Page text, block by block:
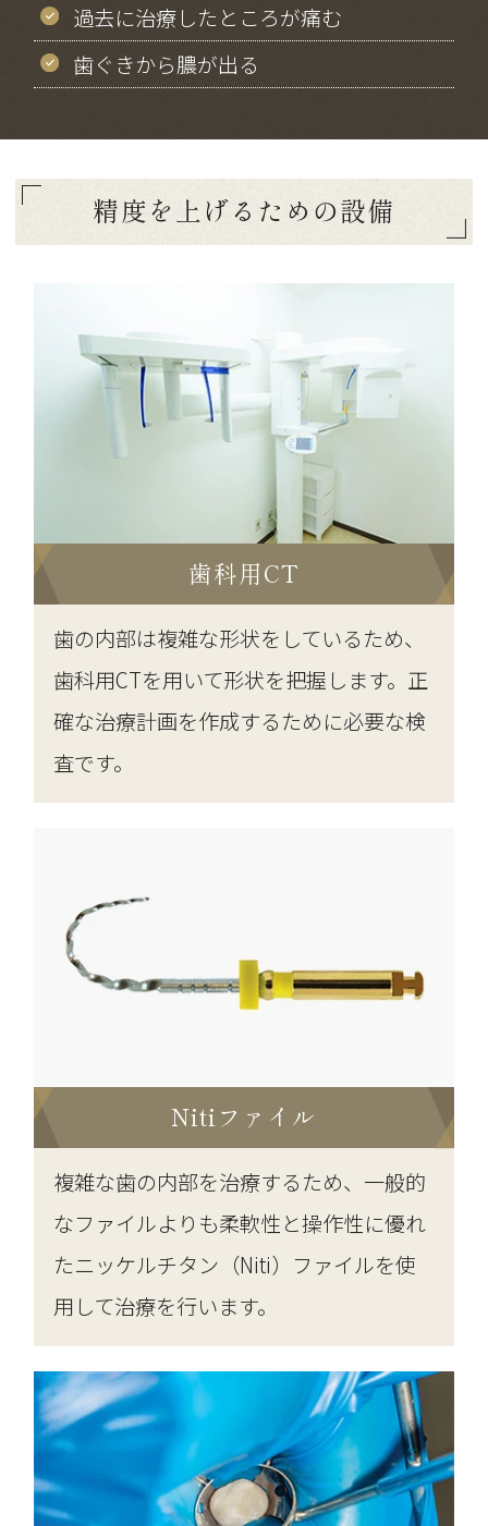
過去に治療したところが痛む
歯ぐきから膿が出る
精度を上げるための設備
歯科用CT
歯の内部は複雑な形状をしているため、
歯科用CTを用いて形状を把握します。正
確な治療計画を作成するために必要な検
査です。
Nitiファイル
複雑な歯の内部を治療するため、一般的
なファイルよりも柔軟性と操作性に優れ
たニッケルチタン（Niti）ファイルを使
用して治療を行います。